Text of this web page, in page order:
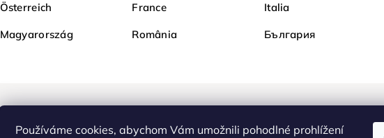
Používáme cookies, abychom Vám umožnili pohodlné prohlížení
Österreich France Italia
Magyarország România България
Nakupujte na